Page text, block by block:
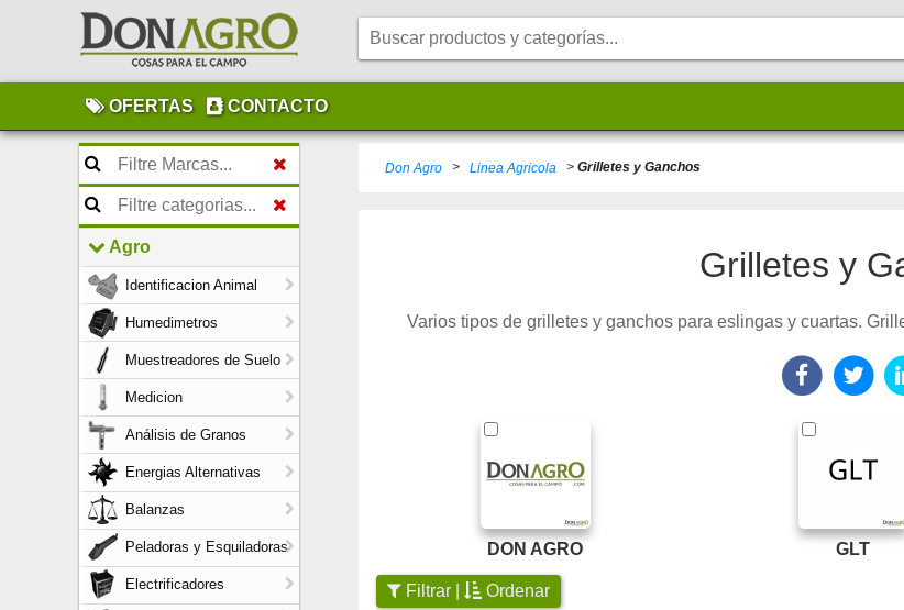
OFERTAS CONTACTO
Agro
Identificacion Animal
Humedimetros
Muestreadores de Suelo
Medicion
Análisis de Granos
Energias Alternativas
Balanzas
Peladoras y Esquiladoras
Electrificadores
Don Agro > Linea Agricola > Grilletes y Ganchos
Grilletes y
Varios tipos de grilletes y ganchos para eslingas y cuartas.
DON AGRO GLT
Filtrar | Ordenar